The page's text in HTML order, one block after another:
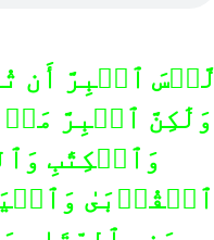
وَلَٰكِنَّ ٱلۡبِرَّ
وَٱلۡكِتَٰبِ
ٱلۡقُرۡبَىٰ